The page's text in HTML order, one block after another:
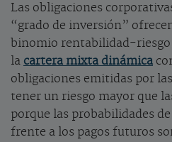
Las obligaciones
“grado de inversión”
binomio rentabilidad-
la cartera mixta dinámica
obligaciones emitidas por
tener un riesgo mayor que
porque las probabilidades
frente a los pagos futuros